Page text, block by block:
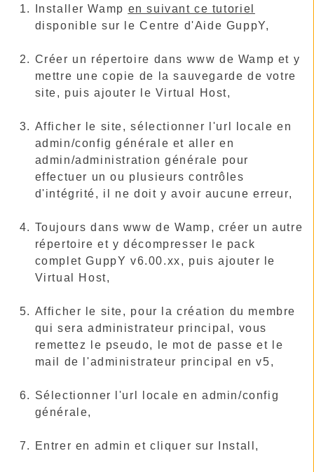
Installer Wamp en suivant ce tutoriel
disponible sur le Centre d'Aide GuppY,
Créer un répertoire dans www de Wamp et y
mettre une copie de la sauvegarde de votre
site, puis ajouter le Virtual Host,
Afficher le site, sélectionner l'url locale en
admin/config générale et aller en
admin/administration générale pour
effectuer un ou plusieurs contrôles
d'intégrité, il ne doit y avoir aucune erreur,
Toujours dans www de Wamp, créer un autre
répertoire et y décompresser le pack
complet GuppY v6.00.xx, puis ajouter le
Virtual Host,
Afficher le site, pour la création du membre
qui sera administrateur principal, vous
remettez le pseudo, le mot de passe et le
mail de l'administrateur principal en v5,
Sélectionner l'url locale en admin/config
générale,
Entrer en admin et cliquer sur Install,